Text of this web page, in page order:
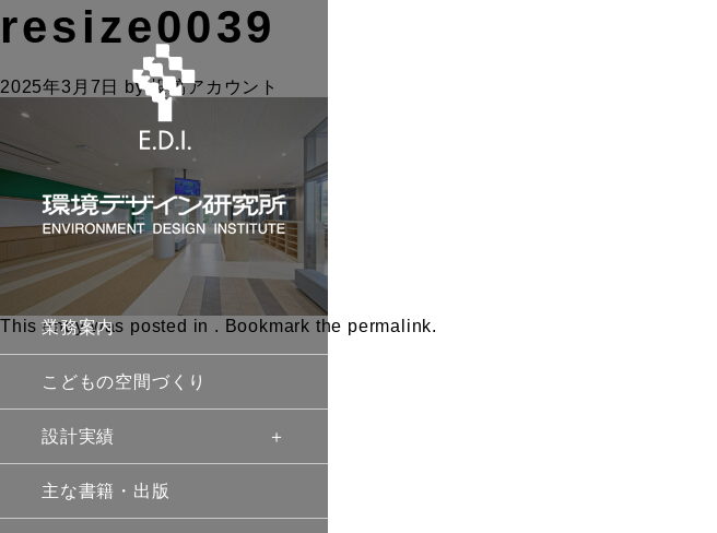
業務案内
こどもの空間づくり
設計実績
主な書籍・出版
resize0039
2025年3月7日 by投稿アカウント
This entry was posted in . Bookmark the permalink.